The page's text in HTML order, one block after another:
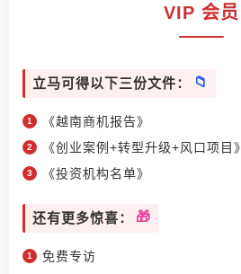
VIP 会员
立马可得以下三份文件：
《越南商机报告》
《创业案例+转型升级+风口项目》
《投资机构名单》
还有更多惊喜：
免费专访